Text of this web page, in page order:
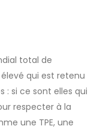
total de
qui est retenu
: si ce sont elles qui
respecter à la
une TPE, une